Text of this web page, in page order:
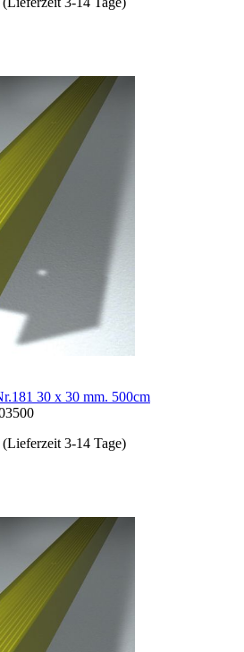
30 x 30 mm. 500cm
3-14 Tage)